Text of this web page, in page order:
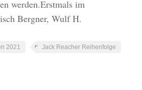
werden.Erstmals im
Bergner, Wulf H.
2021 Jack Reacher Reihenfolge